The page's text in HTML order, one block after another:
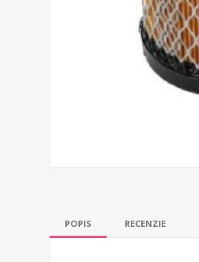
POPIS RECENZIE